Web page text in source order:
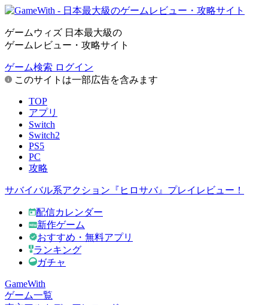
ゲームウィズ 日本最大級の
ゲームレビュー・攻略サイト
ゲーム検索 ログイン
このサイトは一部広告を含みます
TOP
アプリ
Switch
Switch2
PS5
PC
攻略
サバイバル系アクション『ヒロサバ』プレイレビュー！
配信カレンダー
新作ゲーム
おすすめ・無料アプリ
ランキング
ガチャ
GameWith
ゲーム一覧